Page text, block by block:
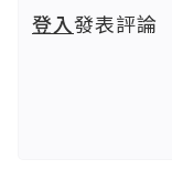
登入發表評論